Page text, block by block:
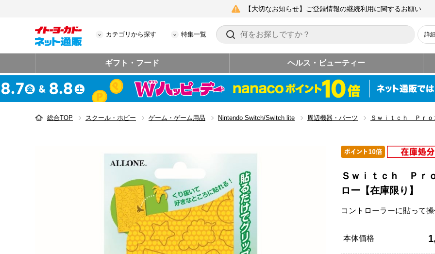
【大切なお知らせ】ご登録情報の継続利用に関するお願い
カテゴリから探す 特集一覧 詳
ギフト・フード ヘルス・ビューティー
総合TOP スクール・ホビー ゲーム・ゲーム用品 Nintendo Switch/Switch lite 周辺機器・パーツ Ｓｗｉｔｃｈ Ｐｒｏ
Ｓｗｉｔｃｈ Ｐｒ
ロー【在庫限り】
コントローラーに貼って操
本体価格